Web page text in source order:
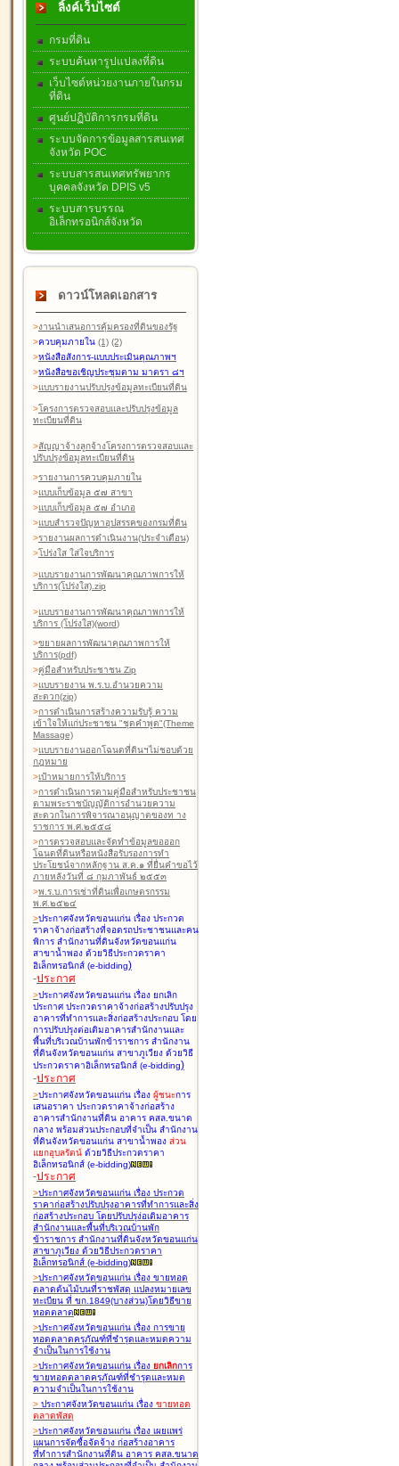
ลิ้งค์เว็บไซต์
กรมที่ดิน
ระบบค้นหารูปแปลงที่ดิน
เว็บไซต์หน่วยงานภายในกรม
ที่ดิน
ศูนย์ปฏิบัติการกรมที่ดิน
ระบบจัดการข้อมูลสารสนเทศ
จังหวัด POC
ระบบสารสนเทศทรัพยากร
บุคคลจังหวัด DPIS v5
ระบบสารบรรณ
อิเล็กทรอนิกส์จังหวัด
ดาวน์โหลดเอกสาร
>งานนำเสนอการคุ้มครองที่ดินของรัฐ
>ควบคุมภายใน (1) (2)
>หนังสือสังการ-แบบประเมินคุณภาพฯ
>หนังสือขอเชิญประชุมตาม มาตรา ๘ฯ
>แบบรายงานปรับปรุงข้อมูลทะเบียนที่ดิน
>โครงการตรวจสอบและปรับปรุงข้อมูล
ทะเบียนที่ดิน
>สัญญาจ้างลูกจ้างโครงการตรวจสอบและ
ปรับปรุงข้อมูลทะเบียนที่ดิน
>รายงานการควบคุมภายใน
>แบบเก็บข้อมูล ๕๗ สาขา
>แบบเก็บข้อมูล ๕๗ อำเภอ
>แบบสำรวจปัญหาอุปสรรคของกรมที่ดิน
>รายงานผลการดำเนินงาน(ประจำเดือน)
>โปร่งใส ใส่ใจบริการ
>แบบรายงานการพัฒนาคุณภาพการให้
บริการ(โปร่งใส).zip
>แบบรายงานการพัฒนาคุณภาพการให้
บริการ (โปร่งใส)(word)
>ขยายผลการพัฒนาคุณภาพการให้
บริการ(pdf)
>คู่มือสำหรับประชาชน Zip
>แบบรายงาน พ.ร.บ.อำนวยความ
สะดวก(zip)
>การดำเนินการสร้างความรับรู้ ความ
เข้าใจให้แก่ประชาชน "ชุดคำพูด"(Theme
Massage)
>แบบรายงานออกโฉนดที่ดินฯไม่ชอบด้วย
กฎหมาย
>เป้าหมายการให้บริการ
>การดำเนินการตามคู่มือสำหรับประชาชน
ตามพระราชบัญญัติการอำนวยความ
สะดวกในการพิจารณาอนุญาตของท าง
ราชการ พ.ศ.๒๕๕๘
>การตรวจสอบและจัดทำข้อมูลขอออก
โฉนดที่ดินหรือหนังสือรับรองการทำ
ประโยชน์จากหลักฐาน ส.ค.๑ ที่ยื่นคำขอไว้
ภายหลังวันที่ ๘ กุมภาพันธ์ ๒๕๕๓
>พ.ร.บ.การเช่าที่ดินเพื่อเกษตรกรรม
พ.ศ.๒๕๒๔
>ประกาศจังหวัดขอนแก่น เรื่อง ประกวด
ราคาจ้างก่อสร้างที่จอดรถประชาชนและคน
พิการ สำนักงานที่ดินจังหวัดขอนแก่น
สาขาน้ำพอง ด้วยวิธีประกวดราคา
อิเล็กทรอนิกส์ (e-bidding)
-ประกาศ
>ประกาศจังหวัดขอนแก่น เรื่อง ยกเลิก
ประกาศ ประกวดราคาจ้างก่อสร้างปรับปรุง
อาคารที่ทำการและสิ่งก่อสร้างประกอบ โดย
การปรับปรุงต่อเติมอาคารสำนักงานและ
พื้นที่บริเวณบ้านพักข้าราชการ สำนักงาน
ที่ดินจังหวัดขอนแก่น สาขาภูเวียง ด้วยวิธี
ประกวดราคาอิเล็กทรอนิกส์ (e-bidding)
-ประกาศ
>ประกาศจังหวัดขอนแก่น เรื่อง ผู้ชนะการ
เสนอราคา ประกวดราคาจ้างก่อสร้าง
อาคารสำนักงานที่ดิน อาคาร คสล.ขนาด
กลาง พร้อมส่วนประกอบที่จำเป็น สำนักงาน
ที่ดินจังหวัดขอนแก่น สาขาน้ำพอง ส่วน
แยกอุบลรัตน์ ด้วยวิธีประกวดราคา
อิเล็กทรอนิกส์ (e-bidding)
-ประกาศ
>ประกาศจังหวัดขอนแก่น เรื่อง ประกวด
ราคาก่อสร้างปรับปรุงอาคารที่ทำการและสิ่ง
ก่อสร้างประกอบ โดยปรับปรุง่อเติมอาคาร
สำนักงานและพื้นที่บริเวณบ้านพัก
ข้าราชการ สำนักงานที่ดินจังหวัดขอนแก่น
สาขาภูเวียง ด้วยวิธีประกวดราคา
อิเล็กทรอนิกส์ (e-bidding)
>ประกาศจังหวัดขอนแก่น เรื่อง ขายทอด
ตลาดต้นไม้บนที่ราชพัสดุ แปลงหมายเลข
ทะเบียน ที่ ขก.1849(บางส่วน)โดยวิธีขาย
ทอดตลาด
>ประกาศจังหวัดขอนแก่น เรื่อง การขาย
ทอดตลาดครุภัณฑ์ที่ชำรุดและหมดความ
จำเป็นในการใช้งาน
>ประกาศจังหวัดขอนแก่น เรื่อง ยกเลิกการ
ขายทอดตลาดครุภัณฑ์ที่ชำรุดและหมด
ความจำเป็นในการใช้งาน
> ประกาศจังหวัดขอนแก่น เรื่อง ขายทอด
ตลาดพัสดุ
>ประกาศจังหวัดขอนแก่น เรื่อง เผยแพร่
แผนการจัดซื้อจัดจ้าง ก่อสร้างอาคาร
ที่ทำการสำนักงานที่ดิน อาคาร คสล.ขนาด